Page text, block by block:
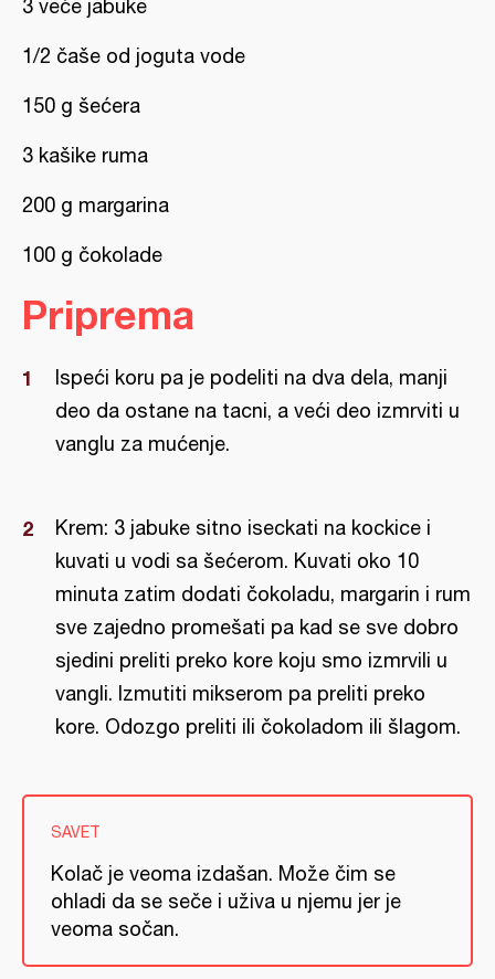
3 veće jabuke
1/2 čaše od joguta vode
150 g šećera
3 kašike ruma
200 g margarina
100 g čokolade
Priprema
Ispeći koru pa je podeliti na dva dela, manji
deo da ostane na tacni, a veći deo izmrviti u
vanglu za mućenje.
Krem: 3 jabuke sitno iseckati na kockice i
kuvati u vodi sa šećerom. Kuvati oko 10
minuta zatim dodati čokoladu, margarin i rum
sve zajedno promešati pa kad se sve dobro
sjedini preliti preko kore koju smo izmrvili u
vangli. Izmutiti mikserom pa preliti preko
kore. Odozgo preliti ili čokoladom ili šlagom.
SAVET
Kolač je veoma izdašan. Može čim se
ohladi da se seče i uživa u njemu jer je
veoma sočan.